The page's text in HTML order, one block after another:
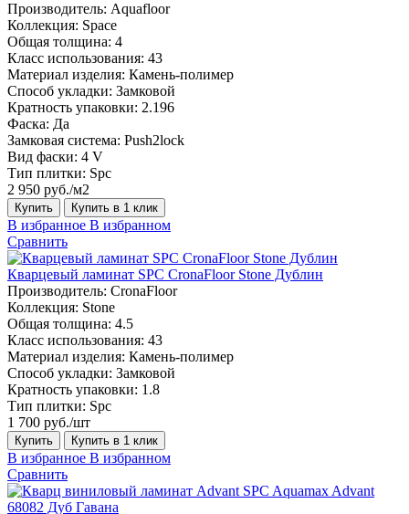
Производитель: Aquafloor
Коллекция: Space
Общая толщина: 4
Класс использования: 43
Материал изделия: Камень-полимер
Способ укладки: Замковой
Кратность упаковки: 2.196
Фаска: Да
Замковая система: Push2lock
Вид фаски: 4 V
Тип плитки: Spc
2 950 руб./м2
Купить Купить в 1 клик
В избранное В избранном
Сравнить
Кварцевый ламинат SPC CronaFloor Stone Дублин
Производитель: CronaFloor
Коллекция: Stone
Общая толщина: 4.5
Класс использования: 43
Материал изделия: Камень-полимер
Способ укладки: Замковой
Кратность упаковки: 1.8
Тип плитки: Spc
1 700 руб./шт
Купить Купить в 1 клик
В избранное В избранном
Сравнить